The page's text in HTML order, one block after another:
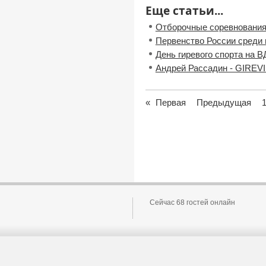
Еще статьи...
Отборочные
Первенство России
День гиревого спорта на
Андрей Рассадин -
« Первая Предыдущая 1
Сейчас 68 гостей онлайн